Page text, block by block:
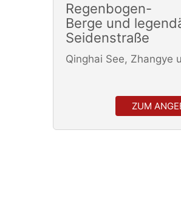
Regenbogen-
Berge und
Seidenstraße
Qinghai See, Zhangye
ZUM